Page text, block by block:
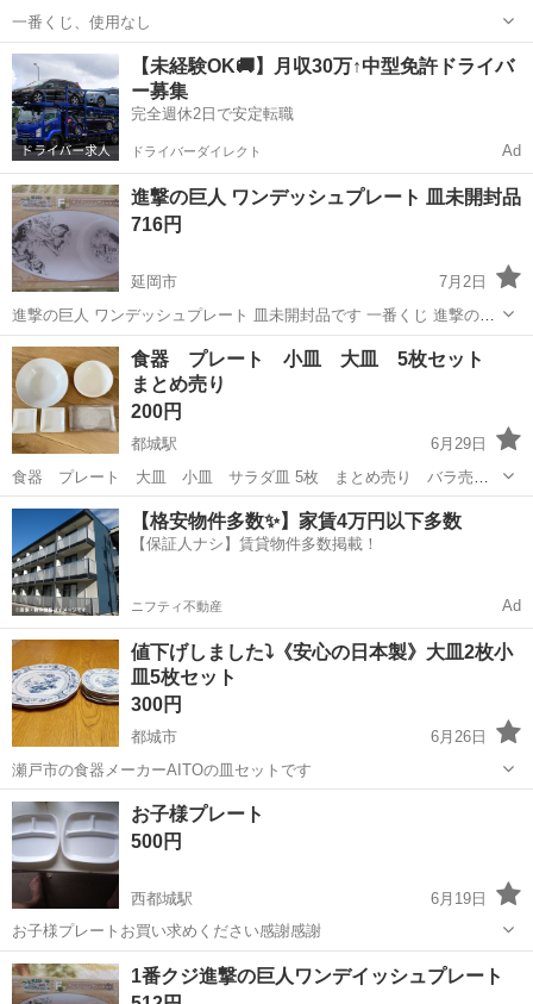
一番くじ、使用なし
宮崎 都城市 食器
【未経験OK🚚】月収30万↑中型免許ドライバ
ー募集
完全週休2日で安定転職
ドライバーダイレクト Ad
進撃の巨人 ワンデッシュプレート 皿未開封品
716円
延岡市
7月2日
進撃の巨人 ワンデッシュプレート 皿未開封品です 一番くじ 進撃の巨
人 〜壁外調査女型捕縛作戦〜 F賞 ワンディッシュプレート になりま
す。 サイズ：全長約22cm 未開封にて暗所保管しておりましたが、初
期傷や経年が気...
宮崎 延岡市 食器 進撃の巨人
食器 プレート 小皿 大皿 5枚セット
まとめ売り
200円
都城駅
6月29日
食器 プレート 大皿 小皿 サラダ皿 5枚 まとめ売り バラ売り
不可 使用感あり 黄ばみあり 一人暮らしやカップルさんなど お役立
て頂ければ∩^ω^∩
宮崎 都城市 都城駅 食器 大皿
【格安物件多数✨】家賃4万円以下多数
【保証人ナシ】賃貸物件多数掲載！
ニフティ不動産 Ad
値下げしました⤵️《安心の日本製》大皿2枚小
皿5枚セット
300円
都城市
6月26日
瀬戸市の食器メーカーAITOの皿セットです
宮崎 都城市 食器 大皿
お子様プレート
500円
西都城駅
6月19日
お子様プレートお買い求めください感謝感謝
宮崎 都城市 西都城駅 食器
1番クジ進撃の巨人ワンデイッシュプレート